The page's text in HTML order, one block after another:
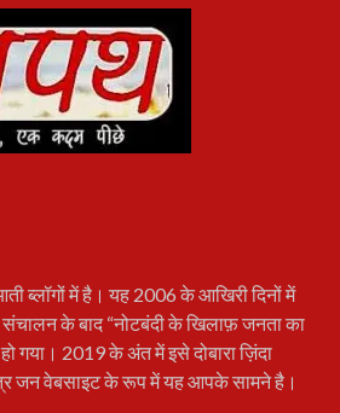
ब्लॉगों में है। यह 2006 के आखिरी दिनों में
के बाद “नोटबंदी के खिलाफ़ जनता का
गया। 2019 के अंत में इसे दोबारा ज़िंदा
जन वेबसाइट के रूप में यह आपके सामने है।